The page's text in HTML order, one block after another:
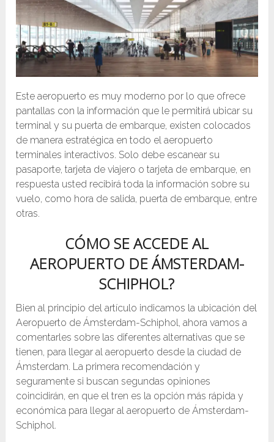
Este aeropuerto es muy moderno por lo que ofrece
pantallas con la información que le permitirá ubicar su
terminal y su puerta de embarque, existen colocados
de manera estratégica en todo el aeropuerto
terminales interactivos. Solo debe escanear su
pasaporte, tarjeta de viajero o tarjeta de embarque, en
respuesta usted recibirá toda la información sobre su
vuelo, como hora de salida, puerta de embarque, entre
otras.
CÓMO SE ACCEDE AL
AEROPUERTO DE ÁMSTERDAM-
SCHIPHOL?
Bien al principio del artículo indicamos la ubicación del
Aeropuerto de Ámsterdam-Schiphol, ahora vamos a
comentarles sobre las diferentes alternativas que se
tienen, para llegar al aeropuerto desde la ciudad de
Ámsterdam. La primera recomendación y
seguramente si buscan segundas opiniones
coincidirán, en que el tren es la opción más rápida y
económica para llegar al aeropuerto de Ámsterdam-
Schiphol.